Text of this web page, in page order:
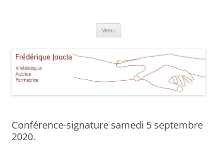
Aucamville Toulouse
Menu
Conférence-signature samedi 5 septembre
2020.